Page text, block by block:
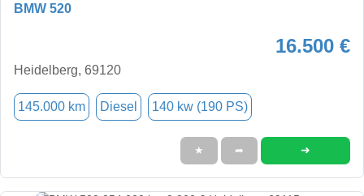
BMW 520
16.500 €
Heidelberg, 69120
145.000 km Diesel 140 kw (190 PS)
★ ➦ ➜